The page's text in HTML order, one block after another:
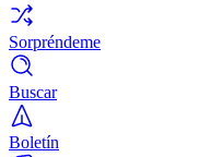
Sorpréndeme
Buscar
Boletín